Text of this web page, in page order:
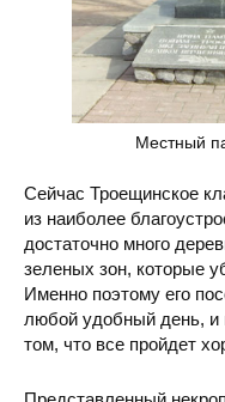
Местный
Сейчас Троещинское
из наиболее
достаточно много
зеленых зон, которые
Именно поэтому его
любой удобный день, и
том, что все пройдет